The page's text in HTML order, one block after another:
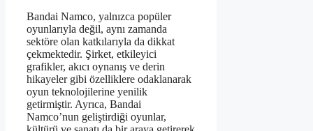
Bandai Namco, yalnızca popüler
oyunlarıyla değil, aynı zamanda
sektöre olan katkılarıyla da dikkat
çekmektedir. Şirket, etkileyici
grafikler, akıcı oynanış ve derin
hikayeler gibi özelliklere odaklanarak
oyun teknolojilerine yenilik
getirmiştir. Ayrıca, Bandai
Namco’nun geliştirdiği oyunlar,